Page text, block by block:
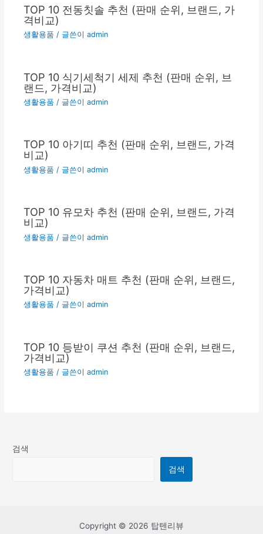
TOP 10 전동칫솔 추천 (판매 순위, 브랜드, 가
격비교)
생활용품 / 글쓴이admin
TOP 10 식기세척기 세제 추천 (판매 순위, 브
랜드, 가격비교)
생활용품 / 글쓴이admin
TOP 10 아기띠 추천 (판매 순위, 브랜드, 가격
비교)
생활용품 / 글쓴이admin
TOP 10 유모차 추천 (판매 순위, 브랜드, 가격
비교)
생활용품 / 글쓴이admin
TOP 10 자동차 매트 추천 (판매 순위, 브랜드,
가격비교)
생활용품 / 글쓴이admin
TOP 10 등받이 쿠션 추천 (판매 순위, 브랜드,
가격비교)
생활용품 / 글쓴이admin
검색
검색
Copyright © 2026 탑텐리뷰